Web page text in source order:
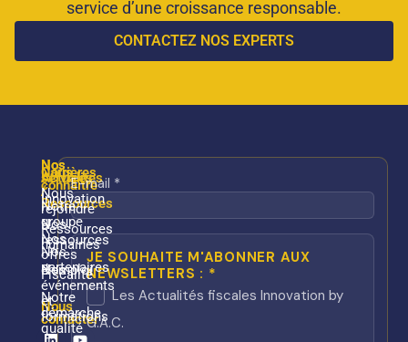
service d’une croissance responsable.
CONTACTEZ NOS EXPERTS
Nos
services
Innovation
Ressources
humaines
Fiscalité
Nos
Actualités
/
Ressources
Nos
ressources
Nos
événements
et
formations
Nous
connaître
Notre
groupe
Nos
partenaires
Notre
démarche
qualité
Carrières
Nous
rejoindre
Nos
offres
d’emploi
Nous
contacter
LinkedinYoutube